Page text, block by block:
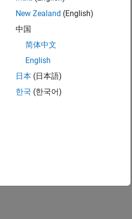
von
den
New Zealand (English)
中国
简体中文
English
日本 (日本語)
한국 (한국어)